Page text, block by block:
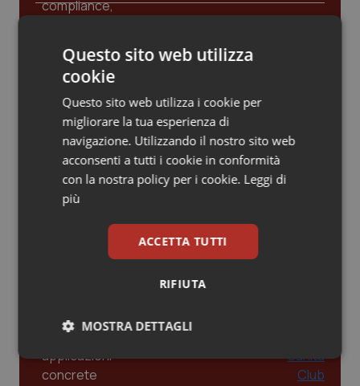
Molise
Piemonte
Provincia Autonoma di Bolzano
Provincia Autonoma di Trento
Puglia
Sardegna
Epatiti
HIV
Infezioni & Febbre
Ipertensione & Scompenso
Malattie rare
Malattia di Crohn & Rettocolite Ulcerosa
Neuroscienze & patologie neurodegenerative
Leadership Infermieristica 2026: nuovi
modelli di responsabilità e autonomia
Leadership Medica 2026: guidare team
clinici ad alte prestazioni
AI e telemedicina nello studio
uso protetto
Questo sito web utilizza
cookie
Questo sito web utilizza i cookie per
migliorare la tua esperienza di
navigazione. Utilizzando il nostro sito web
acconsenti a tutti i cookie in conformità
con la nostra policy per i cookie. Leggi di
più
ACCETTA TUTTI
RIFIUTA
MOSTRA DETTAGLI
Necessari Statistici Marketing